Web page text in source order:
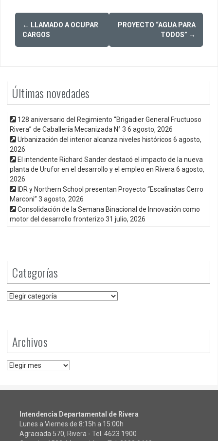
Post
navigation
← LLAMADO A OCUPAR
CARGOS
PROYECTO “AGUA PARA
TODOS” →
Últimas novedades
128 aniversario del Regimiento “Brigadier General Fructuoso
Rivera” de Caballería Mecanizada N° 3 6 agosto, 2026
Urbanización del interior alcanza niveles históricos 6 agosto,
2026
El intendente Richard Sander destacó el impacto de la nueva
planta de Urufor en el desarrollo y el empleo en Rivera6 agosto,
2026
IDR y Northern School presentan Proyecto “Escalinatas Cerro
Marconi” 3 agosto, 2026
Consolidación de la Semana Binacional de Innovación como
motor del desarrollo fronterizo 31 julio, 2026
Categorías
Categorías
Archivos
Archivos
Intendencia Departamental de Rivera
Lunes a Viernes de 8:15h a 15:00h
Agraciada 570, Rivera - Tel. 4623 1900